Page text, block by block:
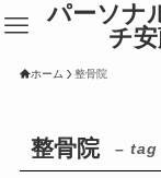
パーソナ
チ
ホーム 整骨院
整骨院 – tag